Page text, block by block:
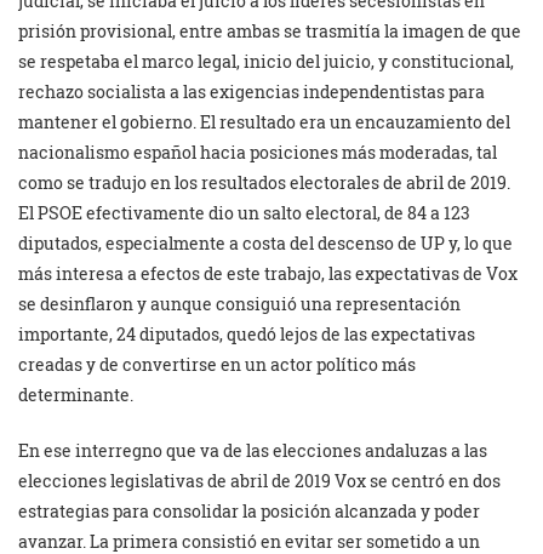
prisión provisional, entre ambas se trasmitía la imagen de que
se respetaba el marco legal, inicio del juicio, y constitucional,
rechazo socialista a las exigencias independentistas para
mantener el gobierno. El resultado era un encauzamiento del
nacionalismo español hacia posiciones más moderadas, tal
como se tradujo en los resultados electorales de abril de 2019.
El PSOE efectivamente dio un salto electoral, de 84 a 123
diputados, especialmente a costa del descenso de UP y, lo que
más interesa a efectos de este trabajo, las expectativas de Vox
se desinflaron y aunque consiguió una representación
importante, 24 diputados, quedó lejos de las expectativas
creadas y de convertirse en un actor político más
determinante.
En ese interregno que va de las elecciones andaluzas a las
elecciones legislativas de abril de 2019 Vox se centró en dos
estrategias para consolidar la posición alcanzada y poder
avanzar. La primera consistió en evitar ser sometido a un